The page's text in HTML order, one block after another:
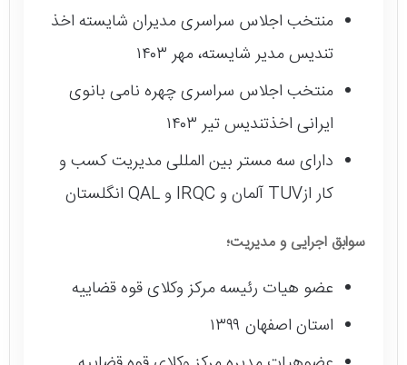
منتخب اجلاس سراسری مدیران شایسته اخذ
تندیس مدیر شایسته، مهر ۱۴۰۳
منتخب اجلاس سراسری چهره نامی بانوی
ایرانی اخذتندیس تیر ۱۴۰۳
دارای سه مستر بین المللی مدیریت کسب و
کار ازTUV آلمان و IRQC و QAL انگلستان
سوابق اجرایی و مدیریت؛
عضو هیات رئیسه مرکز وکلای قوه قضاییه
استان اصفهان ۱۳۹۹